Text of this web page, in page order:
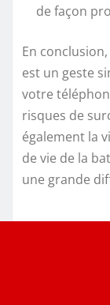
de façon
En
est un geste
votre
risques de
également la
de vie de la
une grande